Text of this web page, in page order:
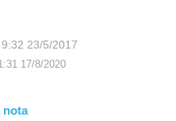
9:32 23/5/2017
17/8/2020
nota